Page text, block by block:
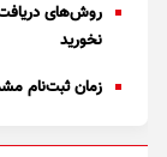
روش‌های
نخورید
زمان ثبت‌نام